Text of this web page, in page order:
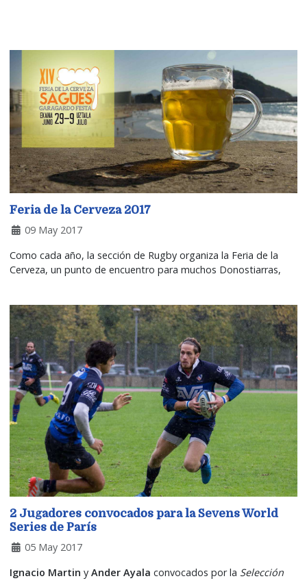
Feria de la Cerveza 2017
09 May 2017
Como cada año, la sección de Rugby organiza la Feria de la
Cerveza, un punto de encuentro para muchos Donostiarras,
2 Jugadores convocados para la Sevens World
Series de París
05 May 2017
Ignacio Martin y Ander Ayala convocados por la Selección